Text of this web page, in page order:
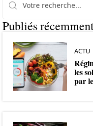
Publiés
ACTU
les
par